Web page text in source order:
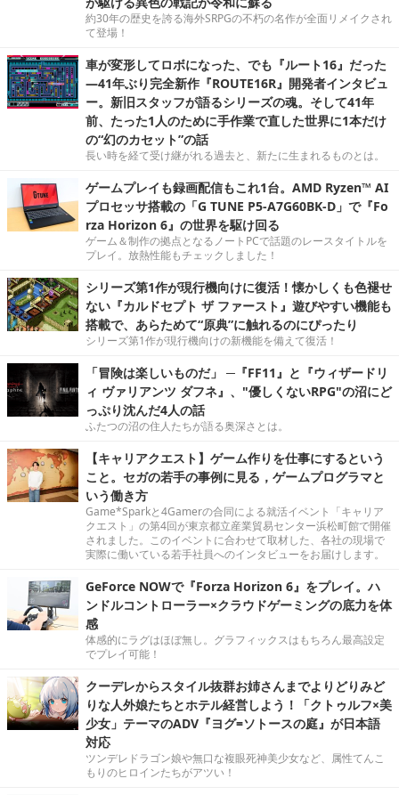
約30年の歴史を誇る海外SRPGの不朽の名作が全面リメイクされ
て登場！
車が変形してロボになった、でも『ルート16』だった
―41年ぶり完全新作『ROUTE16R』開発者インタビュ
ー。新旧スタッフが語るシリーズの魂。そして41年
前、たった1人のために手作業で直した世界に1本だけ
の“幻のカセット”の話
長い時を経て受け継がれる過去と、新たに生まれるものとは。
ゲームプレイも録画配信もこれ1台。AMD Ryzen™ AI
プロセッサ搭載の「G TUNE P5-A7G60BK-D」で『Fo
rza Horizon 6』の世界を駆け回る
ゲーム＆制作の拠点となるノートPCで話題のレースタイトルを
プレイ。放熱性能もチェックしました！
シリーズ第1作が現行機向けに復活！懐かしくも色褪せ
ない『カルドセプト ザ ファースト』遊びやすい機能も
搭載で、あらためて“原典”に触れるのにぴったり
シリーズ第1作が現行機向けの新機能を備えて復活！
「冒険は楽しいものだ」 ─『FF11』と『ウィザードリ
ィ ヴァリアンツ ダフネ』、"優しくないRPG"の沼にど
っぷり沈んだ4人の話
ふたつの沼の住人たちが語る奥深さとは。
【キャリアクエスト】ゲーム作りを仕事にするという
こと。セガの若手の事例に見る，ゲームプログラマと
いう働き方
Game*Sparkと4Gamerの合同による就活イベント「キャリア
クエスト」の第4回が東京都立産業貿易センター浜松町館で開催
されました。このイベントに合わせて取材した、各社の現場で
実際に働いている若手社員へのインタビューをお届けします。
GeForce NOWで『Forza Horizon 6』をプレイ。ハ
ンドルコントローラー×クラウドゲーミングの底力を体
感
体感的にラグはほぼ無し。グラフィックスはもちろん最高設定
でプレイ可能！
クーデレからスタイル抜群お姉さんまでよりどりみど
りな人外娘たちとホテル経営しよう！「クトゥルフ×美
少女」テーマのADV『ヨグ=ソトースの庭』が日本語
対応
ツンデレドラゴン娘や無口な複眼死神美少女など、属性てんこ
もりのヒロインたちがアツい！